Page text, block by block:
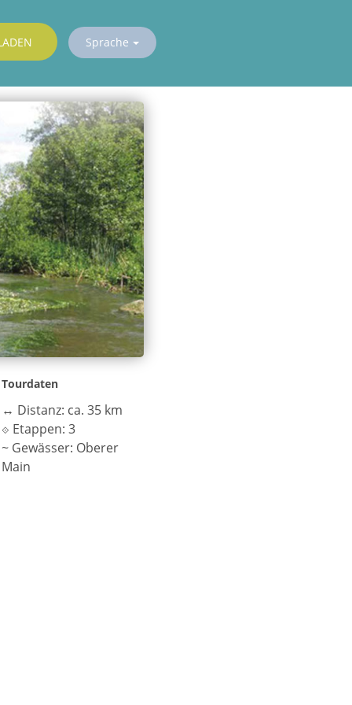
Sprache
Tourdaten
↔ Distanz: ca. 35 km
⟐ Etappen: 3
~ Gewässer: Oberer
Main